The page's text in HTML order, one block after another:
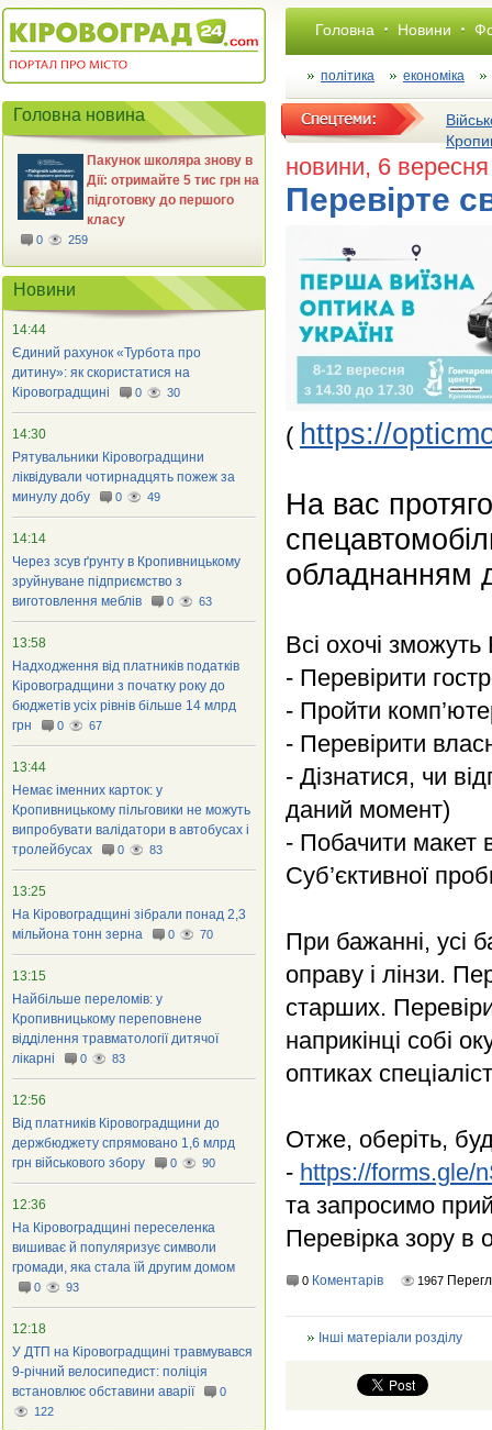
Головна Новини
політика економіка
новини, 6
Перевірте
( https://
На вас
обладнанням
Всі охочі
- Перевірити
- Пройти
- Перевірити
- Дізнатися, чи
даний момент)
- Побачити макет
Суб’єктивної
При бажанні, усі
оправу і лінзи.
старших.
наприкінці собі
оптиках
Отже, оберіть,
- https://forms.gle/
та запросимо
Перевірка зору в
0 Коментарів 1967
Інші матеріали розділу
Головна новина
Пакунок школяра знову в
Дії: отримайте 5 тис грн на
підготовку до першого
класу
0 259
Новини
14:44
Єдиний рахунок «Турбота про
дитину»: як скористатися на
Кіровоградщині
0 30
14:30
Рятувальники Кіровоградщини
ліквідували чотирнадцять пожеж за
минулу добу
0 49
14:14
Через зсув ґрунту в Кропивницькому
зруйнуване підприємство з
виготовлення меблів
0 63
13:58
Надходження від платників податків
Кіровоградщини з початку року до
бюджетів усіх рівнів більше 14 млрд
грн
0 67
13:44
Немає іменних карток: у
Кропивницькому пільговики не можуть
випробувати валідатори в автобусах і
тролейбусах
0 83
13:25
На Кіровоградщині зібрали понад 2,3
мільйона тонн зерна
0 70
13:15
Найбільше переломів: у
Кропивницькому переповнене
відділення травматології дитячої
лікарні
0 83
12:56
Від платників Кіровоградщини до
держбюджету спрямовано 1,6 млрд
грн військового збору
0 90
12:36
На Кіровоградщині переселенка
вишиває й популяризує символи
громади, яка стала їй другим домом
0 93
12:18
У ДТП на Кіровоградщині травмувався
9-річний велосипедист: поліція
встановлює обставини аварії
0
122